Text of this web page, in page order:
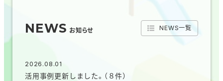
NEWS お知らせ NEWS一覧
2026.08.01
活用事例更新しました。（８件）